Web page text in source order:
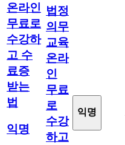
온라인
무료로
수강하
고 수
료증
받는
법
익명
법정
의무
교육
온라
인
무료
로
수강
하고
익명